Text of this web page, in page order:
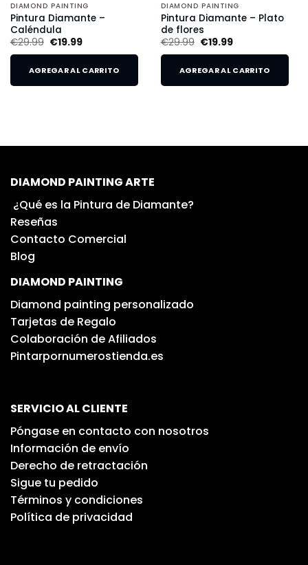
DIAMOND PAINTING
Pintura Diamante –
Caléndula
€29.99 €19.99
AGREGAR AL CARRITO
DIAMOND PAINTING
Pintura Diamante – Plato
de flores
€29.99 €19.99
AGREGAR AL CARRITO
DIAMOND PAINTING ARTE
¿Qué es la Pintura de Diamante?
Reseñas
Contacto Comercial
Blog
DIAMOND PAINTING
Diamond painting personalizado
Tarjetas de Regalo
Colaboración de Afiliados
Pintarpornumerostienda.es
SERVICIO AL CLIENTE
Póngase en contacto con nosotros
Información de envío
Derecho de retractación
Sigue tu pedido
Términos y condiciones
Política de privacidad